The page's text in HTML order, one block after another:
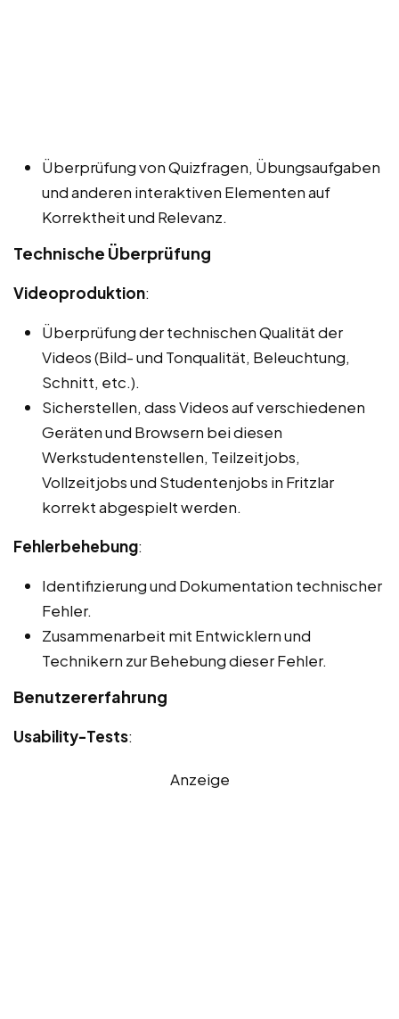
Überprüfung von Quizfragen, Übungsaufgaben
und anderen interaktiven Elementen auf
Korrektheit und Relevanz.
Technische Überprüfung
Videoproduktion:
Überprüfung der technischen Qualität der
Videos (Bild- und Tonqualität, Beleuchtung,
Schnitt, etc.).
Sicherstellen, dass Videos auf verschiedenen
Geräten und Browsern bei diesen
Werkstudentenstellen, Teilzeitjobs,
Vollzeitjobs und Studentenjobs in Fritzlar
korrekt abgespielt werden.
Fehlerbehebung:
Identifizierung und Dokumentation technischer
Fehler.
Zusammenarbeit mit Entwicklern und
Technikern zur Behebung dieser Fehler.
Benutzererfahrung
Usability-Tests:
Anzeige